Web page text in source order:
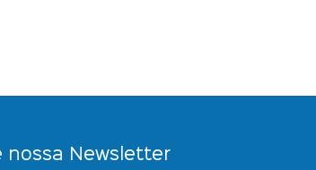
nossa Newsletter